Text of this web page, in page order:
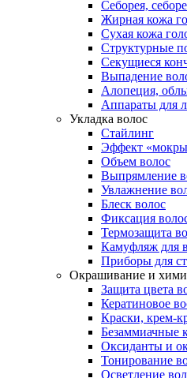
Себорея,
Жирная кожа
Сухая кожа
Структурные
Секущиеся
Выпадение
Алопеция,
Аппараты для
Укладка волос
Стайлинг
Эффект
Объем волос
Выпрямление
Увлажнение
Блеск волос
Фиксация
Термозащита
Камуфляж для
Приборы для
Окрашивание и
Защита цвета
Кератиновое
Краски, крем-
Безаммиачные
Оксиданты и
Тонирование
Осветление